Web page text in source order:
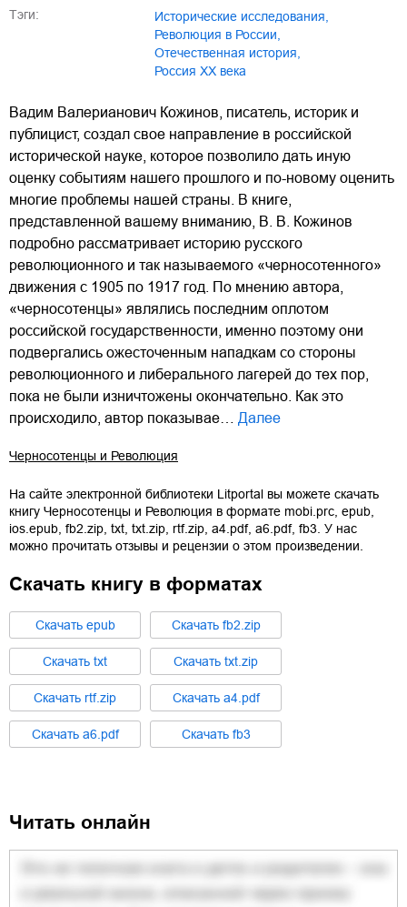
Тэги:
исторические исследования
революция в России
отечественная история
Россия XX века
Вадим Валерианович Кожинов, писатель, историк и
публицист, создал свое направление в российской
исторической науке, которое позволило дать иную
оценку событиям нашего прошлого и по-новому оценить
многие проблемы нашей страны. В книге,
представленной вашему вниманию, В. В. Кожинов
подробно рассматривает историю русского
революционного и так называемого «черносотенного»
движения с 1905 по 1917 год. По мнению автора,
«черносотенцы» являлись последним оплотом
российской государственности, именно поэтому они
подвергались ожесточенным нападкам со стороны
революционного и либерального лагерей до тех пор,
пока не были изничтожены окончательно. Как это
происходило, автор показывае…
Далее
Черносотенцы и Революция
На сайте электронной библиотеки Litportal вы можете скачать
книгу Черносотенцы и Революция в формате mobi.prc epub
ios.epub fb2.zip txt txt.zip rtf.zip a4.pdf, a6.pdf, fb3 . У нас
можно прочитать отзывы и рецензии о этом произведении.
Скачать книгу в форматах
Cкачать epub Cкачать fb2.zip
Cкачать txt Cкачать txt.zip
Cкачать rtf.zip Cкачать a4.pdf
Cкачать a6.pdf Cкачать fb3
Читать онлайн